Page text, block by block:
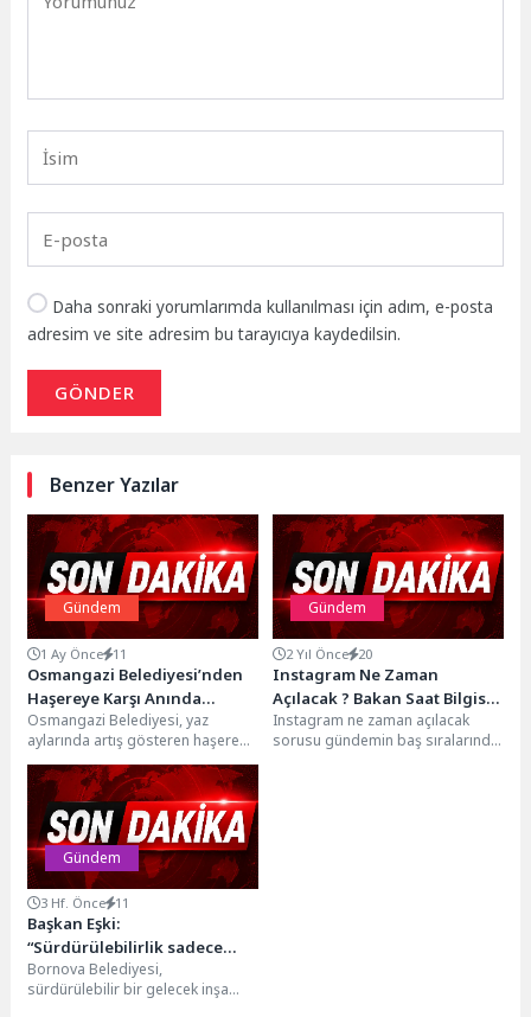
Daha sonraki yorumlarımda kullanılması için adım, e-posta
adresim ve site adresim bu tarayıcıya kaydedilsin.
GÖNDER
Benzer Yazılar
Gündem
1 Ay Önce 11
Osmangazi Belediyesi’nden
Haşereye Karşı Anında
Müdahale
Osmangazi Belediyesi, yaz
aylarında artış gösteren haşere
ile mücadele kapsamında
Hamitler Mahallesi’nden gelen
talebe yönelik...
Gündem
2 Yıl Önce 20
Instagram Ne Zaman
Açılacak ? Bakan Saat Bilgisi
Verdi !
Instagram ne zaman açılacak
sorusu gündemin baş sıralarında
Gündem
3 Hf. Önce 11
Başkan Eşki:
“Sürdürülebilirlik sadece
çevresel değil, kurumsal bir
sorumluluktur”
Bornova Belediyesi,
sürdürülebilir bir gelecek inşa